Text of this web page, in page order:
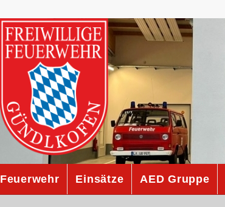
Feuerwehr Einsätze AED Gruppe